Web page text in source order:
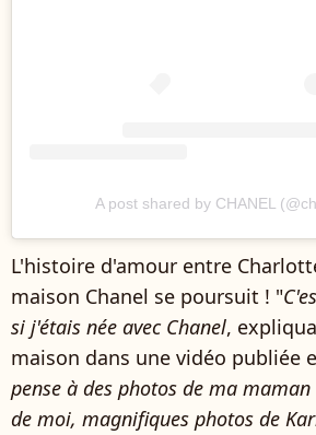
A post shared by CHANEL
L'histoire d'amour entre
maison Chanel se poursuit ! "
si j'étais née avec Chanel,
maison dans une vidéo publiée
pense à des photos de ma
de moi, magnifiques photos de